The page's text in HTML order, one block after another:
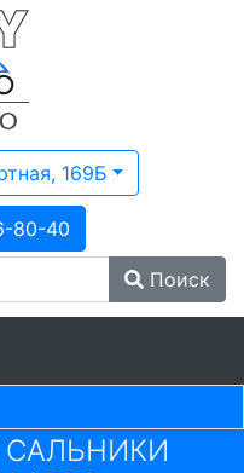
169Б
80-40
Поиск
САЛЬНИКИ